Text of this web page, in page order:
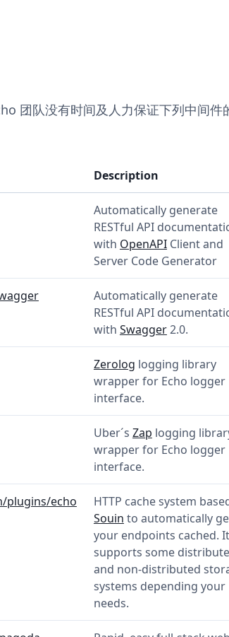
团队没有时间及人力保证下列中间件
Description
Automatically generate
RESTful API
with OpenAPIClient and
Server Code Generator
Automatically generate
RESTful API
with Swagger2.0.
Zerolog logging library
wrapper for Echo logger
interface.
Uber´s Zap logging
wrapper for Echo logger
interface.
plugins/echo
HTTP cache system
Souin to automatically
your endpoints cached. It
supports some
and non-distributed
systems depending your
needs.